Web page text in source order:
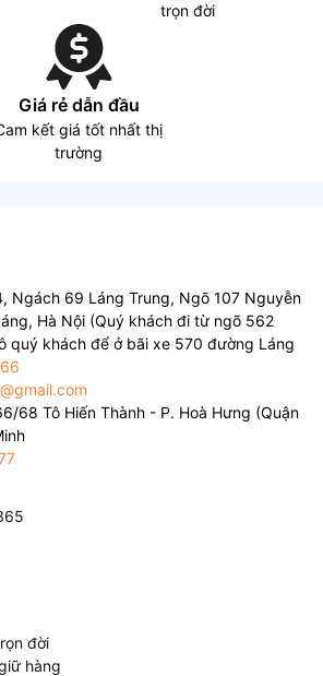
trọn đời
Giá rẻ dẫn đầu
kết giá tốt nhất thị
trường
Ngách 69 Láng Trung, Ngõ 107 Nguyễn
Hà Nội (Quý khách đi từ ngõ 562
quý khách để ở bãi xe 570 đường Láng
68 Tô Hiến Thành - P. Hoà Hưng (Quận
đời
hàng